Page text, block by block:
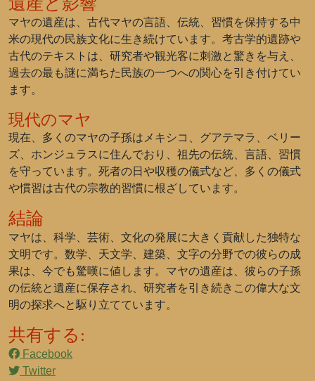
マヤの遺産は、古代マヤの言語、伝統、習慣を保持する中
米の現代の民族文化に生き続けています。考古学的遺跡や
古代のテキストは、研究者や観光客に刺激と驚きを与え、
過去の最も謎に満ちた民族の一つへの関心を引き付けてい
ます。
現代のマヤ
現在、多くのマヤの子孫はメキシコ、グアテマラ、ベリー
ズ、ホンジュラスに住んでおり、祖先の伝統、言語、習慣
を守っています。死者の日や収穫の儀式など、多くの儀式
や慣習は古代の宗教的習慣に根ざしています。
結論
マヤは、科学、芸術、文化の発展に大きく貢献した独特な
文明です。数学、天文学、建築、文字の分野での彼らの成
果は、今でも驚嘆に値します。マヤの遺産は、彼らの子孫
の伝統と遺産に保存され、研究者を引き続きこの偉大な文
明の探求へと駆り立てています。
共有する:
Facebook
Twitter